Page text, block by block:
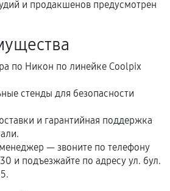
деталей, если иное не
окончания гарантийного
если это не указано в
и продакшенов предусмотрен
по Никон по линейке Coolpix
стенды для безопасности
и гарантийная поддержка
— звоните по телефону
и подъезжайте по адресу ул. бул.